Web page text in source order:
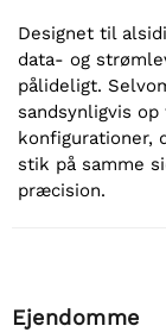
Designet til
data- og
pålideligt.
sandsynligvis
konfigurationer,
stik på samme
præcision.
Ejendomme